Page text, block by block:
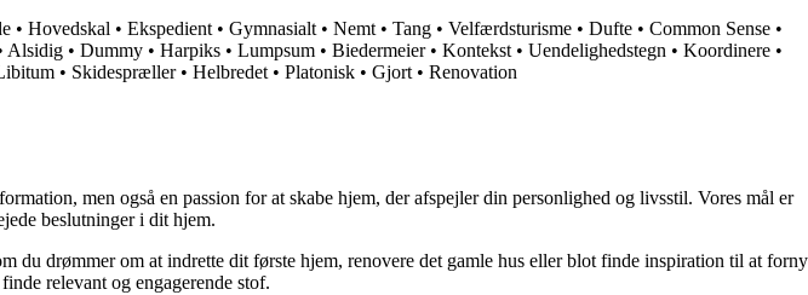
• Hovedskal • Ekspedient • Gymnasialt • Nemt • Tang • Velfærdsturisme • Dufte • Common Sense •
Alsidig • Dummy • Harpiks • Lumpsum • Biedermeier• Kontekst • Uendelighedstegn • Koordinere •
• Skidespræller• Helbredet • Platonisk • Gjort • Renovation
men også en passion for at skabe hjem, der afspejler din personlighed og livsstil. Vores mål er
beslutninger i dit hjem.
drømmer om at indrette dit første hjem, renovere det gamle hus eller blot finde inspiration til at forny
relevant og engagerende stof.